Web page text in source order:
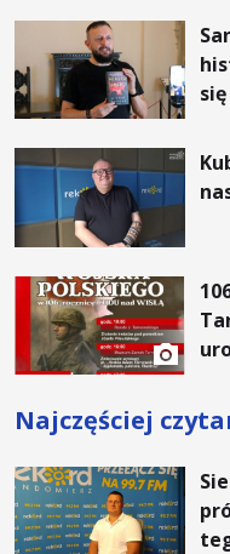
Najczęściej